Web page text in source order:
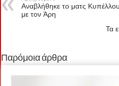
Αναβλήθηκε το ματς Κυπέλλου
με τον Άρη
Τα
Παρόμοια άρθρα